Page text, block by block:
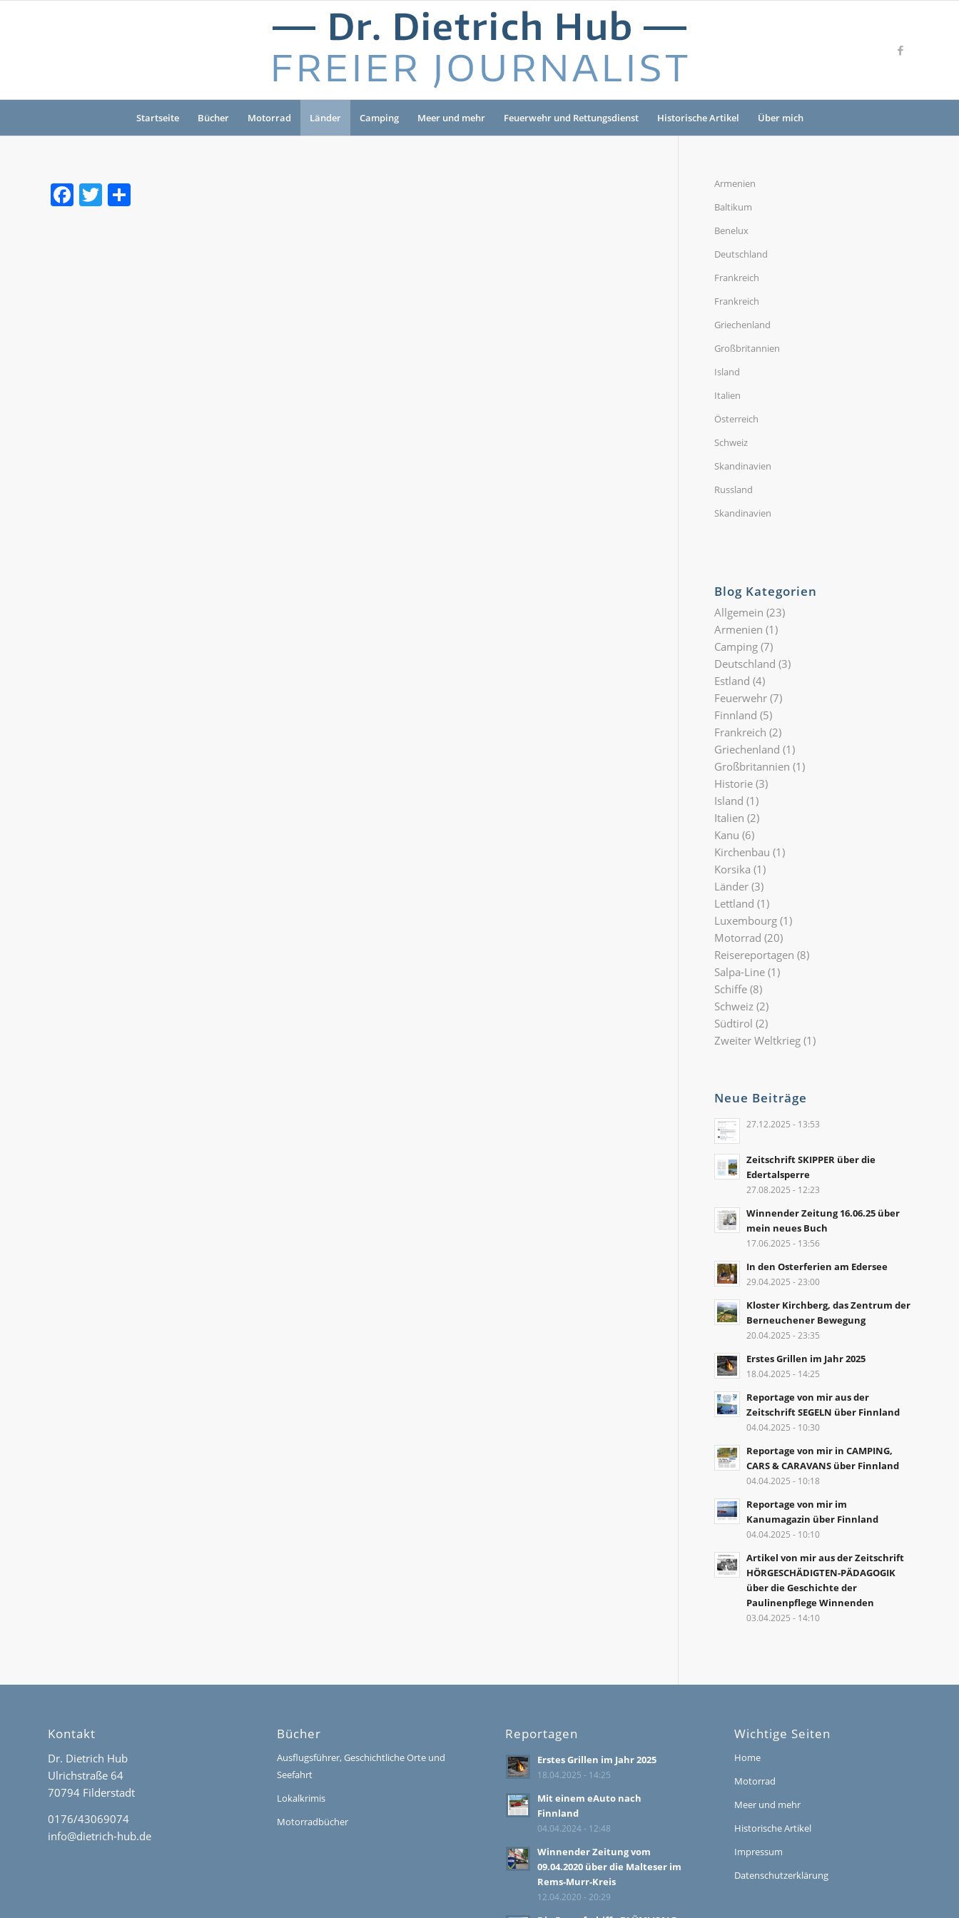
Startseite Bücher Motorrad Länder Camping Meer und mehr Feuerwehr und Rettungsdienst Historische Artikel Über mich
Facebook
Twitter
Armenien
Baltikum
Benelux
Deutschland
Frankreich
Frankreich
Griechenland
Großbritannien
Island
Italien
Österreich
Schweiz
Skandinavien
Russland
Skandinavien
Blog Kategorien
Allgemein (23)
Armenien (1)
Camping (7)
Deutschland (3)
Estland (4)
Feuerwehr (7)
Finnland (5)
Frankreich (2)
Griechenland (1)
Großbritannien (1)
Historie (3)
Island (1)
Italien (2)
Kanu (6)
Kirchenbau (1)
Korsika (1)
Länder (3)
Lettland (1)
Luxembourg (1)
Motorrad (20)
Reisereportagen (8)
Salpa-Line (1)
Schiffe (8)
Schweiz (2)
Südtirol (2)
Zweiter Weltkrieg (1)
Neue Beiträge
27.12.2025 - 13:53
Zeitschrift SKIPPER über die
Edertalsperre
27.08.2025 - 12:23
Winnender Zeitung 16.06.25 über
mein neues Buch
17.06.2025 - 13:56
In den Osterferien am Edersee
29.04.2025 - 23:00
Kloster Kirchberg, das Zentrum der
Berneuchener Bewegung
20.04.2025 - 23:35
Erstes Grillen im Jahr 2025
18.04.2025 - 14:25
Reportage von mir aus der
Zeitschrift SEGELN über Finnland
04.04.2025 - 10:30
Reportage von mir in CAMPING,
CARS & CARAVANS über Finnland
04.04.2025 - 10:18
Reportage von mir im
Kanumagazin über Finnland
04.04.2025 - 10:10
Artikel von mir aus der Zeitschrift
HÖRGESCHÄDIGTEN-PÄDAGOGIK
über die Geschichte der
Paulinenpflege Winnenden
03.04.2025 - 14:10
Kontakt
Dr. Dietrich Hub
Ulrichstraße 64
70794 Filderstadt
0176/43069074
info@dietrich-hub.de
Bücher
Ausflugsführer, Geschichtliche Orte und
Seefahrt
Lokalkrimis
Motorradbücher
Reportagen
Erstes Grillen im Jahr 2025
18.04.2025 - 14:25
Mit einem eAuto nach
Finnland
04.04.2024 - 12:48
Winnender Zeitung vom
09.04.2020 über die Malteser im
Rems-Murr-Kreis
12.04.2020 - 20:29
Wichtige Seiten
Home
Motorrad
Meer und mehr
Historische Artikel
Impressum
Datenschutzerklärung